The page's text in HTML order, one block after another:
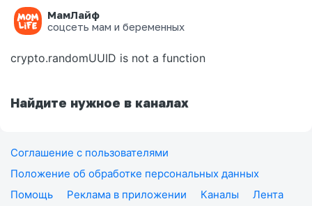
МамЛайф
соцсеть мам и беременных
Ошибка на странице
crypto.randomUUID is not a function
Найдите нужное в каналах
Соглашение с пользователями
Положение об обработке персональных данных
Помощь
Реклама в приложении Каналы
Лента